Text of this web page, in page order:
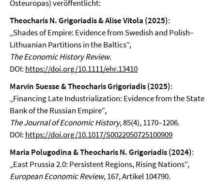
Osteuropas) veröffentlicht:
Theocharis N. Grigoriadis & Alise Vitola (2025):
„Shades of Empire: Evidence from Swedish and Polish–
Lithuanian Partitions in the Baltics“,
The Economic History Review.
DOI: https://doi.org/10.1111/ehr.13410
Marvin Suesse & Theocharis Grigoriadis (2025):
„Financing Late Industrialization: Evidence from the State
Bank of the Russian Empire“,
The Journal of Economic History, 85(4), 1170–1206.
DOI: https://doi.org/10.1017/S0022050725100909
Maria Polugodina & Theocharis N. Grigoriadis (2024):
„East Prussia 2.0: Persistent Regions, Rising Nations“,
European Economic Review, 167, Artikel 104790.